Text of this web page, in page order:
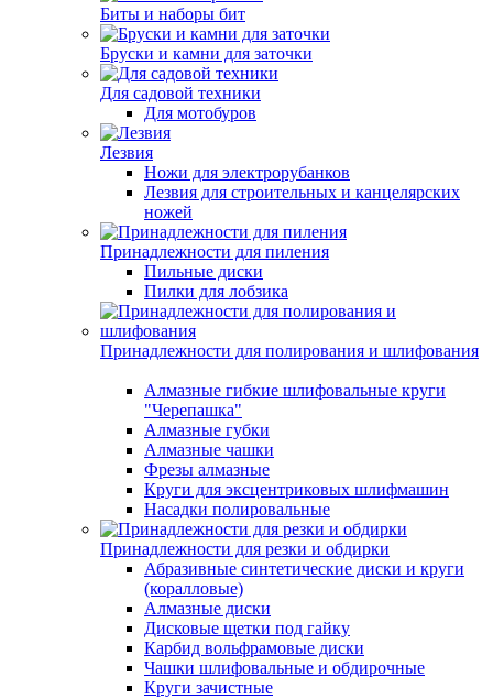
Биты и наборы бит
Бруски и камни для заточки
Для садовой техники
Для мотобуров
Лезвия
Ножи для электрорубанков
Лезвия для строительных и канцелярских
ножей
Принадлежности для пиления
Пильные диски
Пилки для лобзика
Принадлежности для полирования и шлифования
Алмазные гибкие шлифовальные круги
"Черепашка"
Алмазные губки
Алмазные чашки
Фрезы алмазные
Круги для эксцентриковых шлифмашин
Насадки полировальные
Принадлежности для резки и обдирки
Абразивные синтетические диски и круги
(коралловые)
Алмазные диски
Дисковые щетки под гайку
Карбид вольфрамовые диски
Чашки шлифовальные и обдирочные
Круги зачистные